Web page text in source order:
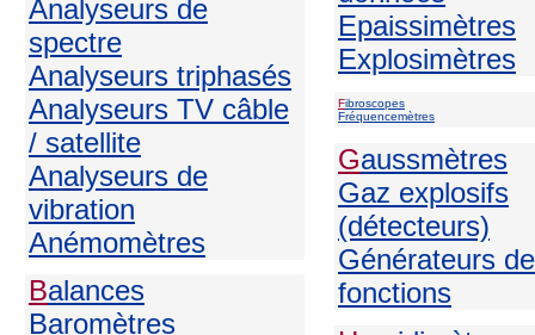
Analyseurs de
spectre
Analyseurs triphasés
Analyseurs TV câble
/ satellite
Analyseurs de
vibration
Anémomètres
Balances
Baromètres
Epaissimètres
Explosimètres
Fibroscopes
Fréquencemètres
Gaussmètres
Gaz explosifs
(détecteurs)
Générateurs de
fonctions